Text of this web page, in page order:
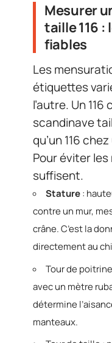
Mesurer
taille 116 :
fiables
Les
étiquettes
l’autre. Un
scandinave
qu’un 116
Pour éviter
suffisent.
Stature:
contre un mur,
crâne. C’est la
directement au
Tour de
avec un mètre
détermine
manteaux.